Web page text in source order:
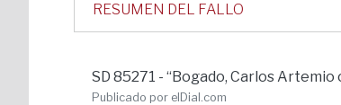
RESUMEN DEL FALLO
SD 85271 - “Bogado, Carlos
Publicado por elDial.com